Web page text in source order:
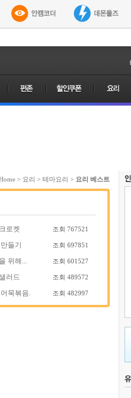
> 요리 > 테마요리 > 요리 베스트
로켓 조회 767521
들기 조회 697851
위해... 조회 601527
러드 조회 489572
묵볶음. 조회 482997